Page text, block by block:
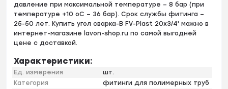
давление при максимальной температуре – 8 бар (при
температуре +10 оС – 36 бар). Срок службы фитинга –
25-50 лет. Купить угол сварка-B FV-Plast 20х3/4' можно в
интернет-магазине lavon-shop.ru по самой выгодней
цене с доставкой.
Характеристики:
Ед. измерения
шт.
Категория
фитинги для полимерных труб